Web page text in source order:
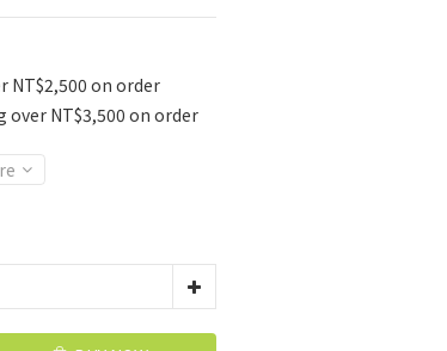
NT$2,500 on order
over NT$3,500 on order